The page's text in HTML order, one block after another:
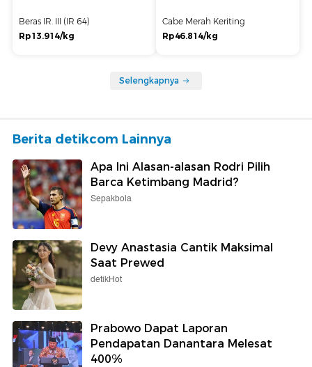
Beras IR. III (IR 64)
Rp13.914/kg
Cabe Merah Keriting
Rp46.814/kg
Selengkapnya
Berita detikcom Lainnya
Apa Ini Alasan-alasan Rodri Pilih
Barca Ketimbang Madrid?
Sepakbola
Devy Anastasia Cantik Maksimal
Saat Prewed
detikHot
Prabowo Dapat Laporan
Pendapatan Danantara Melesat
400%